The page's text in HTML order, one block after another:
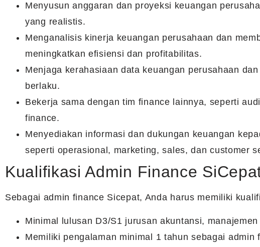
Menyusun anggaran dan proyeksi keuangan
yang realistis.
Menganalisis kinerja keuangan perusahaan dan
meningkatkan efisiensi dan profitabilitas.
Menjaga kerahasiaan data keuangan perusahaan
berlaku.
Bekerja sama dengan tim finance lainnya, seperti
finance.
Menyediakan informasi dan dukungan keuangan
seperti operasional, marketing, sales, dan customer
Kualifikasi Admin Finance
Sebagai admin finance Sicepat, Anda harus memiliki
Minimal lulusan D3/S1 jurusan akuntansi,
Memiliki pengalaman minimal 1 tahun sebagai